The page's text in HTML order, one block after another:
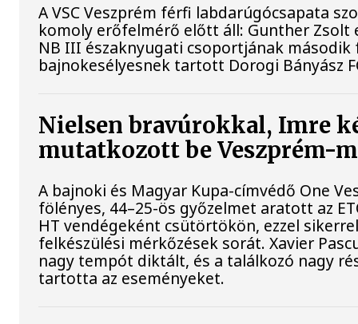
A VSC Veszprém férfi labdarúgócsapata
komoly erőfelmérő előtt áll: Gunther Zsolt
NB III északnyugati csoportjának
bajnokesélyesnek tartott Dorogi Bányász
Nielsen bravúrokkal, Imre
mutatkozott be Veszprém-
A bajnoki és Magyar Kupa-címvédő One
fölényes, 44–25-ös győzelmet aratott az
HT vendégeként csütörtökön, ezzel
felkészülési mérkőzések sorát. Xavier
nagy tempót diktált, és a találkozó nagy
tartotta az eseményeket.